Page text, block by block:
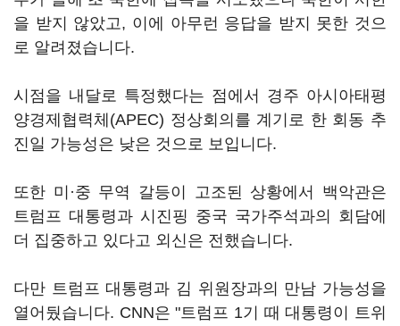
을 받지 않았고, 이에 아무런 응답을 받지 못한 것으
로 알려졌습니다.
시점을 내달로 특정했다는 점에서 경주 아시아태평
양경제협력체(APEC) 정상회의를 계기로 한 회동 추
진일 가능성은 낮은 것으로 보입니다.
또한 미·중 무역 갈등이 고조된 상황에서 백악관은
트럼프 대통령과 시진핑 중국 국가주석과의 회담에
더 집중하고 있다고 외신은 전했습니다.
다만 트럼프 대통령과 김 위원장과의 만남 가능성을
열어뒀습니다. CNN은 "트럼프 1기 때 대통령이 트위